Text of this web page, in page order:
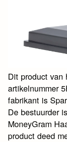
Dit product van
artikelnummer
fabrikant is
De bestuurder
MoneyGram
product deed